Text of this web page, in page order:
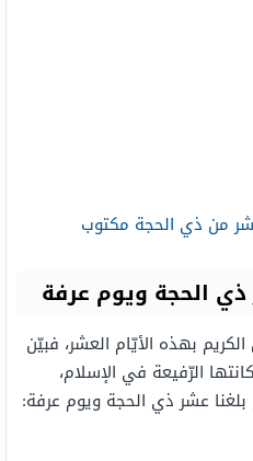
من ذي الحجة مكتوب
ذي الحجة ويوم عرفة
بهذه الأيّام العشر، فبيّن
الرّفيعة في الإسلام،
عشر ذي الحجة ويوم عرفة: